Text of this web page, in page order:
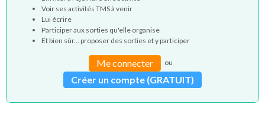
Voir ses activités TMS à venir
Lui écrire
Participer aux sorties qu'elle organise
Et bien sûr... proposer des sorties et y participer
Me connecter ou
Créer un compte (GRATUIT)